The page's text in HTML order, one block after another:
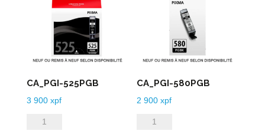
CA_PGI-525PGB
3 900 xpf
quantité
CA_PGI-580PGB
2 900xpf
quantité